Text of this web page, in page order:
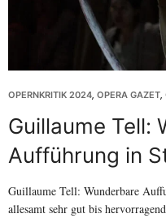
OPERNKRITIK 2024, OPERA GAZET,
Guillaume Tell:
Aufführung in
Guillaume Tell: Wunderbare
allesamt sehr gut bis